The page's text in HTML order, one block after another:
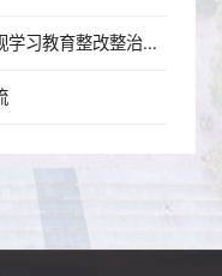
天津大学召开树立和践行正确政绩观学习教育整改整治工作推动会